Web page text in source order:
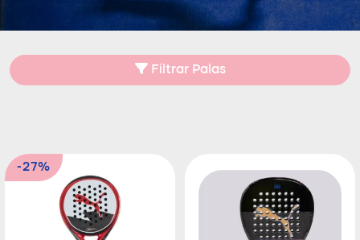
Filtrar Palas
-27%